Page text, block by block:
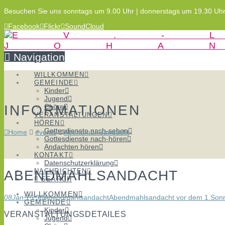
Besuchen Sie uns sonntags um 9.00 Uhr | donnerstags um 19.30 Uhr
Facebook Flickr SoundCloud
Navigation
WILLKOMMEN
GEMEINDE
Kinder
Jugend
Chöre
VERANSTALTUNGEN
HÖREN
Gottesdienste nach-sehen
Gottesdienste nach-hören
Andachten hören
KONTAKT
Datenschutzerklärung
NACHRICHTEN
SEARCH
WILLKOMMEN
GEMEINDE
Kinder
Jugend
INFORMATIONEN
Home events Abendmahlsandacht
ABENDMAHLSANDACHT
08Jan.15:30AbendmahlsandachtAbendmahlsandacht vor dem
VERANSTALTUNGSDETAILES